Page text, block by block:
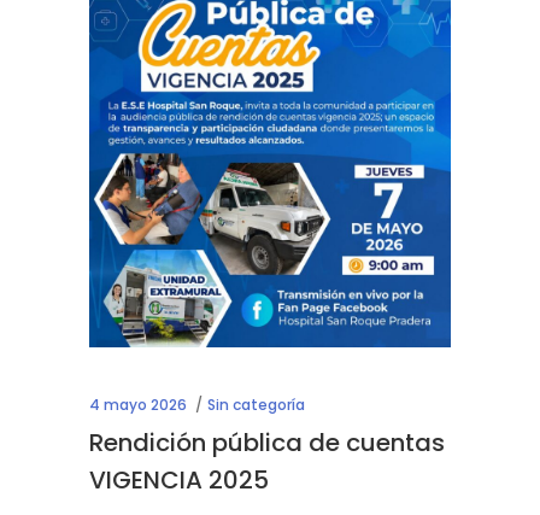
4 mayo 2026 Sin categoría
Rendición pública de cuentas
VIGENCIA 2025